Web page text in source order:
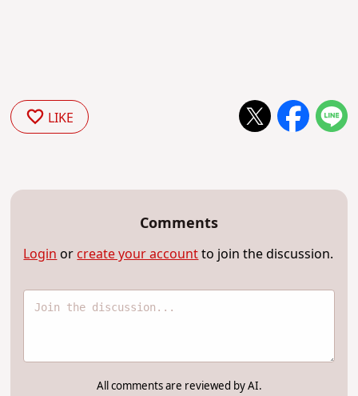
LIKE
Comments
Login or create your accountto join the discussion.
All comments are reviewed by AI.